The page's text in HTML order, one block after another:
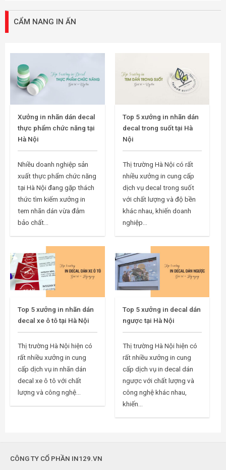
CẨM NANG IN ẤN
Xưởng in nhãn dán decal
thực phẩm chức năng tại
Hà Nội
Nhiều doanh nghiệp sản
xuất thực phẩm chức năng
tại Hà Nội đang gặp thách
thức tìm kiếm xưởng in
tem nhãn dán vừa đảm
bảo chất...
Top 5 xưởng in nhãn dán
decal trong suốt tại Hà
Nội
Thị trường Hà Nội có rất
nhiều xưởng in cung cấp
dịch vụ decal trong suốt
với chất lượng và độ bền
khác nhau, khiến doanh
nghiệp...
Top 5 xưởng in nhãn dán
decal xe ô tô tại Hà Nội
Thị trường Hà Nội hiện có
rất nhiều xưởng in cung
cấp dịch vụ in nhãn dán
decal xe ô tô với chất
lượng và công nghệ...
Top 5 xưởng in decal dán
ngược tại Hà Nội
Thị trường Hà Nội hiện có
rất nhiều xưởng in cung
cấp dịch vụ in decal dán
ngược với chất lượng và
công nghệ khác nhau,
khiến...
CÔNG TY CỔ PHẦN IN129.VN